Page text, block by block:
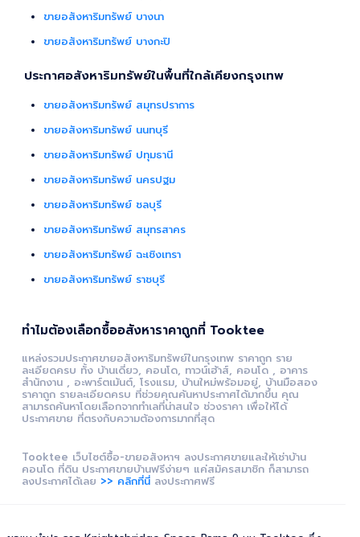
ขายอสังหาริมทรัพย์ บางนา
ขายอสังหาริมทรัพย์ บางกะปิ
ประกาศอสังหาริมทรัพย์ในพื้นที่ใกล้เคียงกรุงเทพ
ขายอสังหาริมทรัพย์ สมุทรปราการ
ขายอสังหาริมทรัพย์ นนทบุรี
ขายอสังหาริมทรัพย์ ปทุมธานี
ขายอสังหาริมทรัพย์ นครปฐม
ขายอสังหาริมทรัพย์ ชลบุรี
ขายอสังหาริมทรัพย์ สมุทรสาคร
ขายอสังหาริมทรัพย์ ฉะเชิงเทรา
ขายอสังหาริมทรัพย์ ราชบุรี
ทำไมต้องเลือกซื้ออสังหาราคาถูกที่ Tooktee
แหล่งรวมประกาศขายอสังหาริมทรัพย์ในกรุงเทพ ราคาถูก ราย
ละเอียดครบ ทั้ง บ้านเดี่ยว, คอนโด, ทาวน์เฮ้าส์, คอนโด , อาคาร
สำนักงาน , อะพาร์ตเม้นต์, โรงแรม, บ้านใหม่พร้อมอยู่, บ้านมือสอง
ราคาถูก รายละเอียดครบ ที่ช่วยคุณค้นหาประกาศได้มากขึ้น คุณ
สามารถค้นหาโดยเลือกจากทำเลที่น่าสนใจ ช่วงราคา เพื่อให้ได้
ประกาศขาย ที่ตรงกับความต้องการมากที่สุด
Tooktee เว็บไซต์ซื้อ-ขายอสังหาฯ ลงประกาศขายและให้เช่าบ้าน
คอนโด ที่ดิน ประกาศขายบ้านฟรีง่ายๆ แค่สมัครสมาชิก ก็สามารถ
ลงประกาศได้เลย >> คลิกที่นี่ ลงประกาศฟรี